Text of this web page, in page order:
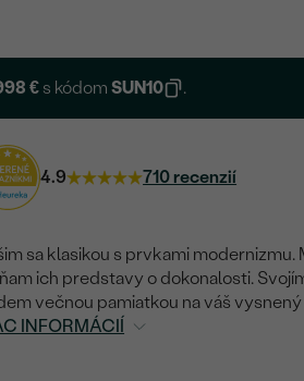
€ s kódomSUN10 .
4.9 710 recenzií
sa klasikou s prvkami
ich predstavy o dokonalosti.
večnou pamiatkou na váš
INFORMÁCIÍ